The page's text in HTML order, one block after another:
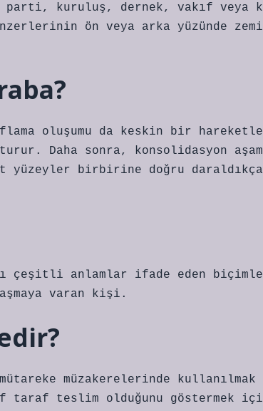
kuruluş, dernek, vakıf veya
ön veya arka yüzünde
oluşumu da keskin bir
Daha sonra, konsolidasyon
birbirine doğru daraldıkça
anlamlar ifade eden
varan kişi.
müzakerelerinde
taraf teslim olduğunu göstermek